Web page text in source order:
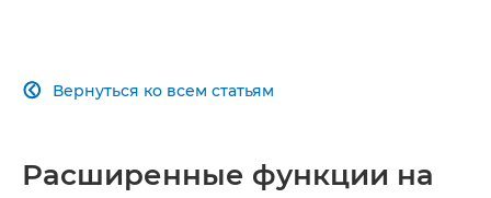
Вернуться ко всем статьям

Расширенные функции на